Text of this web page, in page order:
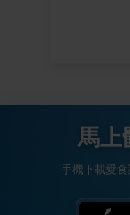
馬上
手機下載愛食